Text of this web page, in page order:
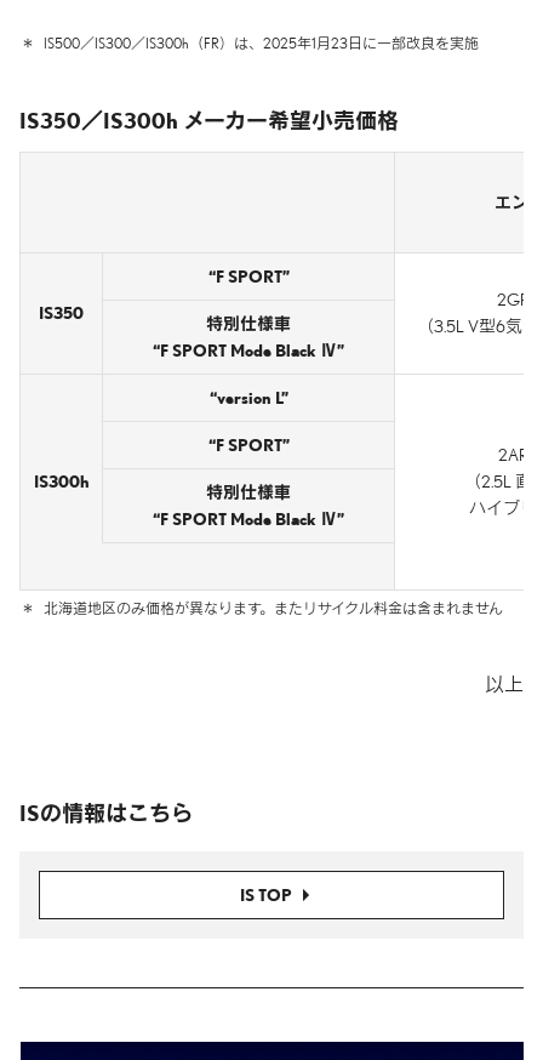
＊ IS500／IS300／IS300h（FR）は、2025年1月23日に一部改良を実施
IS350／IS300h メーカー希望小売価格
エン
IS350
“F SPORT”
2GR-
（3.5L V型6気筒
特別仕様車
“F SPORT Mode Black Ⅳ”
IS300h
“version L”
2AR-
（2.5L 直
ハイブリ
“F SPORT”
特別仕様車
“F SPORT Mode Black Ⅳ”
＊ 北海道地区のみ価格が異なります。 またリサイクル料金は含まれません
以上
ISの情報はこちら
IS TOP